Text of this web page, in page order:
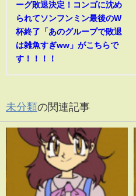
ーグ敗退決定！コンゴに沈め
られてソンフンミン最後のW
杯終了「あのグループで敗退
は雑魚すぎww」がこちらで
す！！！！
未分類の関連記事